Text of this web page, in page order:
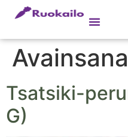
Tsatsiki-
G)